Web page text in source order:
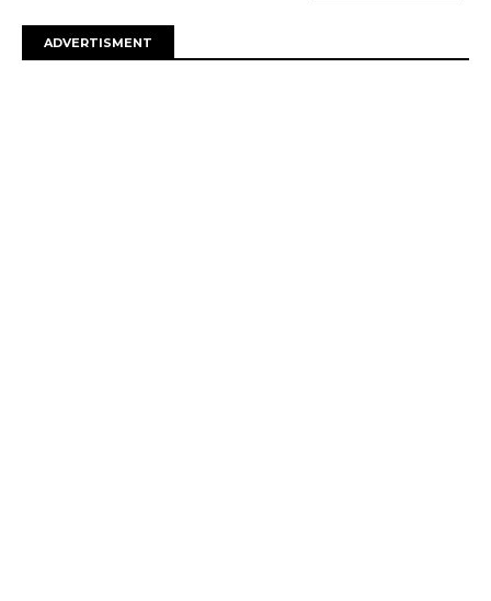
ADVERTISMENT